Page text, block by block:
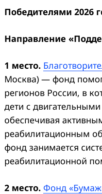
Победителями 2026
Направление «П
1 место.
Москва) — фонд
регионов России, в
дети с
обеспечивая
реабилитационным
фонд занимается
реабилитационной
2 место. Фонд